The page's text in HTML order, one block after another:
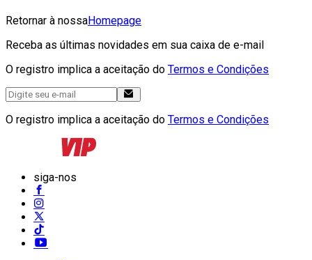
Retornar à nossaHomepage
Receba as últimas novidades em sua caixa de e-mail
O registro implica a aceitação do Termos e Condições
O registro implica a aceitação do Termos e Condições
siga-nos